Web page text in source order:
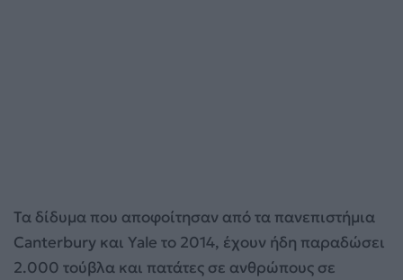
Τα δίδυμα που αποφοίτησαν από τα πανεπιστήμια
Canterbury και Yale το 2014, έχουν ήδη παραδώσει
2.000 τούβλα και πατάτες σε ανθρώπους σε